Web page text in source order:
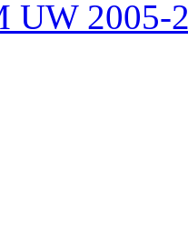
UW 2005-